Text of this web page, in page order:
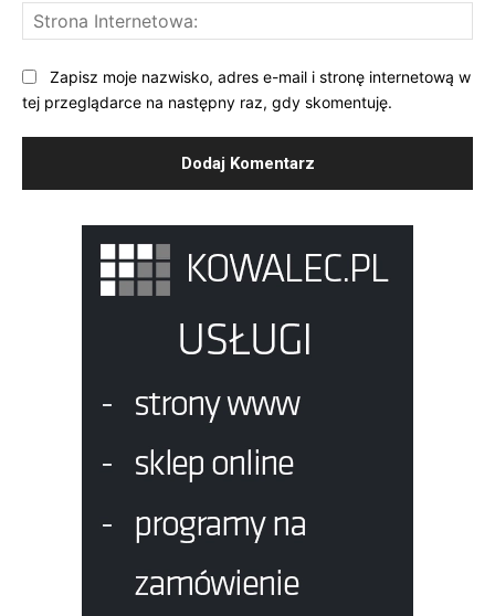
Zapisz moje nazwisko, adres e-mail i stronę internetową w
tej przeglądarce na następny raz, gdy skomentuję.